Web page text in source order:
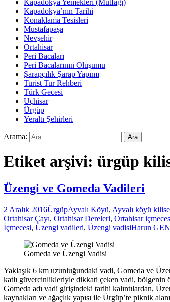
Kapadokya Yemekleri (Mutfağı)
Kapadokya’nın Tarihi
Konaklama Tesisleri
Mustafapaşa
Nevşehir
Ortahisar
Peri Bacaları
Peri Bacalarının Oluşumu
Şarapçılık Şarap Yapımı
Turist Tur Rehberi
Türk Gecesi
Uçhisar
Ürgüp
Yeraltı Şehirleri
Arama:
Etiket arşivi: ürgüp
Üzengi ve Gomeda Vadileri
2 Aralık 2016ÜrgüpAyvalı Köyü, Ayvalı köyü
Ortahisar Çayı, Ortahisar Dereleri, Ortahisar
İçmecesi, Üzengi vadileri, Üzengi vadisiHarun
Gomeda ve Üzengi Vadisi
Yaklaşık 6 km uzunluğundaki vadi, Gomeda ve
katlı güvercinlikleriyle dikkati çeken vadi, bölgenin
Gomeda adı vadi girişindeki tarihi kalıntılardan,
kaynakları ve ağaçlık yapısı ile Ürgüp’te piknik